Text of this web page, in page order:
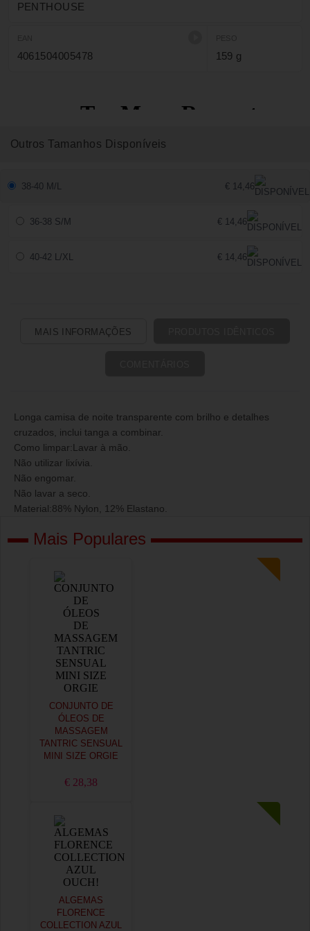
PENTHOUSE
4061504005478 159 g
Outros Tamanhos Disponíveis
38-40 M/L € 14,46
36-38 S/M € 14,46
40-42 L/XL € 14,46
MAIS INFORMAÇÕES
Longa camisa de noite transparente com brilho e detalhes
cruzados, inclui tanga a combinar.
Como limpar:Lavar à mão.
Não utilizar lixívia.
Não engomar.
Não lavar a seco.
Material:88% Nylon, 12% Elastano.
Mais Populares
CONJUNTO DE
ÓLEOS DE
MASSAGEM
TANTRIC SENSUAL
MINI SIZE ORGIE
€ 28,38
ALGEMAS
FLORENCE
COLLECTION AZUL